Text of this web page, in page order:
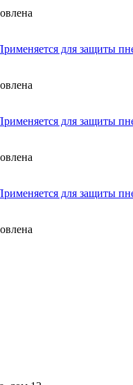
для защиты
для защиты
для защиты